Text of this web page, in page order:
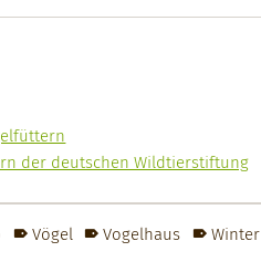
der deutschen Wildtier­s­tiftung
Vögel Vogelhaus Winter